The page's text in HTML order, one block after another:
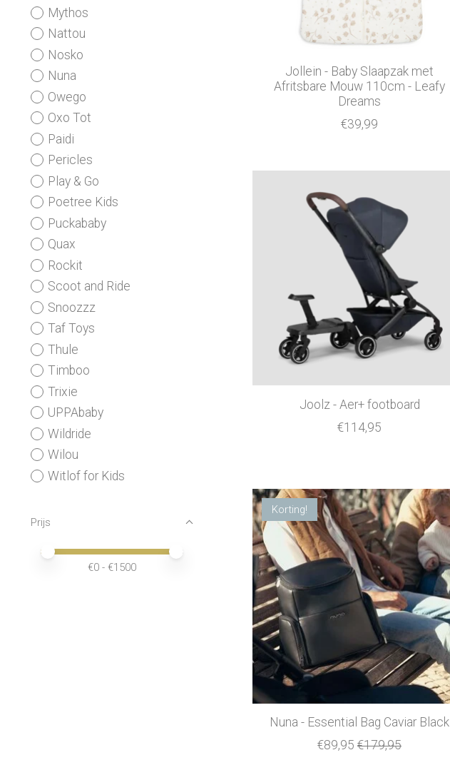
Mythos
Nattou
Nosko
Nuna
Owego
Oxo Tot
Paidi
Pericles
Play & Go
Poetree Kids
Puckababy
Quax
Rockit
Scoot and Ride
Snoozzz
Taf Toys
Thule
Timboo
Trixie
UPPAbaby
Wildride
Wilou
Witlof for Kids
Prijs
Minimale prijswaarde
Price maximum value
€0 - €1500
Jollein - Baby Slaapzak met
Afritsbare Mouw 110cm - Leafy
Dreams
€39,99
Joolz - Aer+ footboard
€114,95
Korting!
Nuna - Essential Bag Caviar Black
€89,95 €179,95